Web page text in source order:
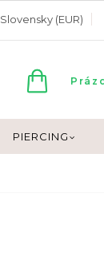
Slovensky (EUR)
PIERCING